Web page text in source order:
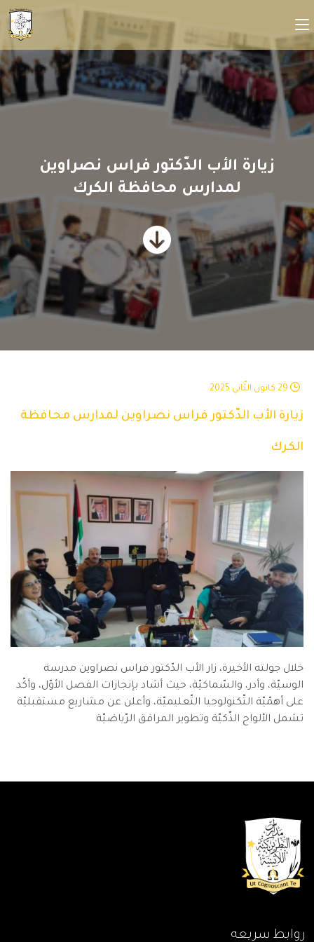
زيارة الأب الدّكتور فراس نصراوين
لمدارس محافظة الكرك
زيارة الأب الدّكتور فراس نصراوين لمدارس محافظة
الكرك
خلال جولته الأخيرة، زار الأب الدّكتور فراس نصراوين مدرسة
الوسيّة، وأدر، والسّماكيّة، حيث أشاد بإنجازات الفصل الأوّل، وأكّد
على أهمّيّة التّكنولوجيا التّعليميّة، وأعلن عن مشاريع مستقبليّة
تشمل الألواح الذّكيّة وتطوير المرافق الرّياضيّة
روابط سريعه